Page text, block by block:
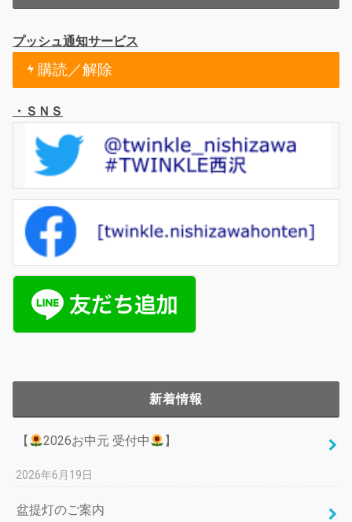
プッシュ通知サービス
購読／解除
・ＳＮＳ
新着情報
【 2026お中元 受付中 】
2026年6月19日
盆提灯のご案内